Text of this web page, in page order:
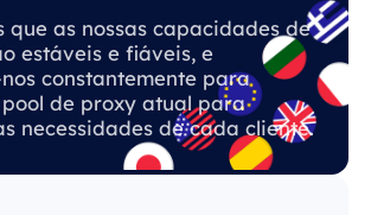
que as nossas capacidades de
estáveis ​​e fiáveis, e
constantemente para
de proxy atual para
necessidades de cada cliente.